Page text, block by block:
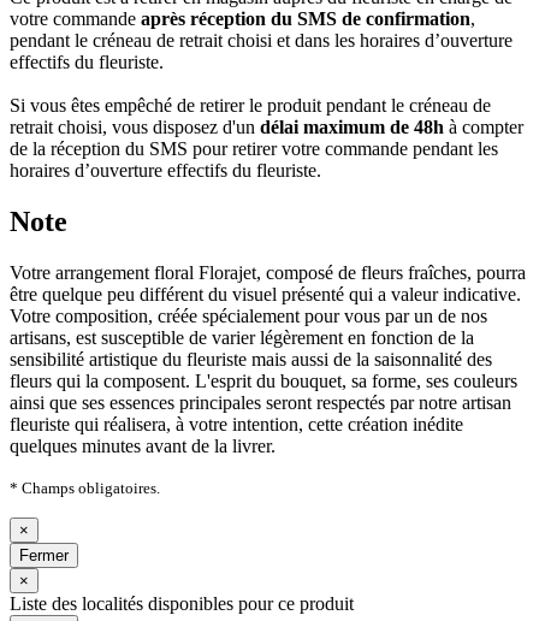
votre commande après réception du SMS de confirmation,
pendant le créneau de retrait choisi et dans les horaires d’ouverture
effectifs du fleuriste.
Si vous êtes empêché de retirer le produit pendant le créneau de
retrait choisi, vous disposez d'un délai maximum de 48h à compter
de la réception du SMS pour retirer votre commande pendant les
horaires d’ouverture effectifs du fleuriste.
Note
Votre arrangement floral Florajet, composé de fleurs fraîches, pourra
être quelque peu différent du visuel présenté qui a valeur indicative.
Votre composition, créée spécialement pour vous par un de nos
artisans, est susceptible de varier légèrement en fonction de la
sensibilité artistique du fleuriste mais aussi de la saisonnalité des
fleurs qui la composent. L'esprit du bouquet, sa forme, ses couleurs
ainsi que ses essences principales seront respectés par notre artisan
fleuriste qui réalisera, à votre intention, cette création inédite
quelques minutes avant de la livrer.
* Champs obligatoires.
×
Fermer
×
Liste des localités disponibles pour ce produit